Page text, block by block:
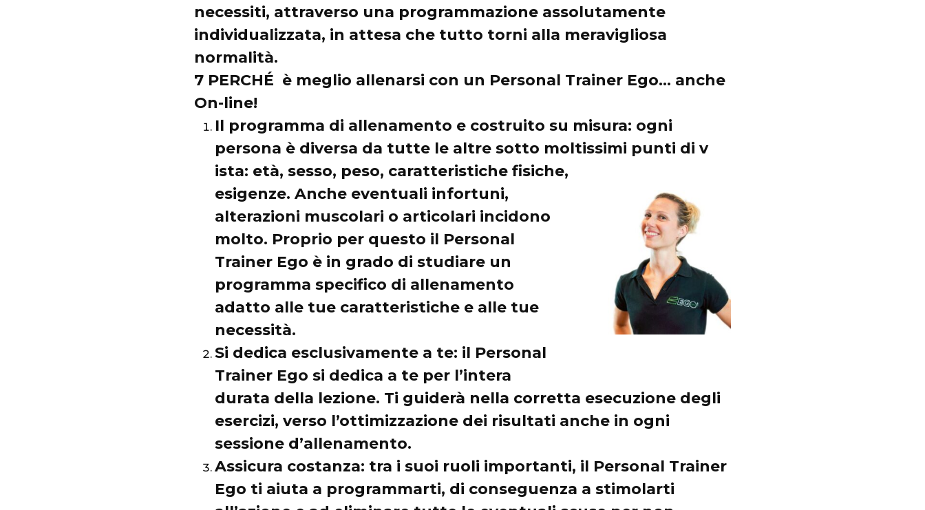
necessiti, attraverso una programmazione assolutamente
individualizzata, in attesa che tutto torni alla meravigliosa
normalità.
7 PERCHÉ è meglio allenarsi con un Personal Trainer Ego… anche
On-line!
Il programma di allenamento e costruito su misura: ogni
persona è diversa da tutte le altre sotto moltissimi punti di v
ista: età, sesso, peso, caratteristiche fisiche,
esigenze. Anche eventuali infortuni,
alterazioni muscolari o articolari incidono
molto. Proprio per questo il Personal
Trainer Ego è in grado di studiare un
programma specifico di allenamento
adatto alle tue caratteristiche e alle tue
necessità.
Si dedica esclusivamente a te: il Personal
Trainer Ego si dedica a te per l’intera
durata della lezione. Ti guiderà nella corretta esecuzione degli
esercizi, verso l’ottimizzazione dei risultati anche in ogni
sessione d’allenamento.
Assicura costanza: tra i suoi ruoli importanti, il Personal Trainer
Ego ti aiuta a programmarti, di conseguenza a stimolarti